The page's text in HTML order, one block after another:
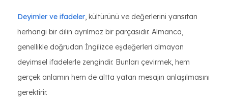
Deyimler ve ifadeler, kültürünü ve değerlerini yansıtan
herhangi bir dilin ayrılmaz bir parçasıdır. Almanca,
genellikle doğrudan İngilizce eşdeğerleri olmayan
deyimsel ifadelerle zengindir. Bunları çevirmek, hem
gerçek anlamın hem de altta yatan mesajın anlaşılmasını
gerektirir.